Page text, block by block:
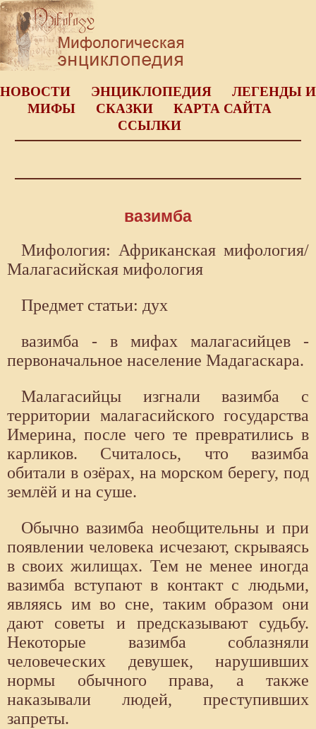
НОВОСТИ ЭНЦИКЛОПЕДИЯ
ЛЕГЕНДЫ И
МИФЫ
СКАЗКИ
КАРТА САЙТА
ССЫЛКИ
вазимба
Мифология: Африканская мифология/
Малагасийская мифология
Предмет статьи: дух
вазимба - в мифах малагасийцев -
первоначальное население Мадагаскара.
Малагасийцы изгнали вазимба с
территории малагасийского государства
Имерина, после чего те превратились в
карликов. Считалось, что вазимба
обитали в озёрах, на морском берегу, под
землёй и на суше.
Обычно вазимба необщительны и при
появлении человека исчезают, скрываясь
в своих жилищах. Тем не менее иногда
вазимба вступают в контакт с людьми,
являясь им во сне, таким образом они
дают советы и предсказывают судьбу.
Некоторые вазимба соблазняли
человеческих девушек, нарушивших
нормы обычного права, а также
наказывали людей, преступивших
запреты.